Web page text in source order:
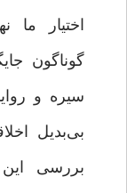
اختیار ما
گوناگون
سیره و
بی‌بدیل
بررسی